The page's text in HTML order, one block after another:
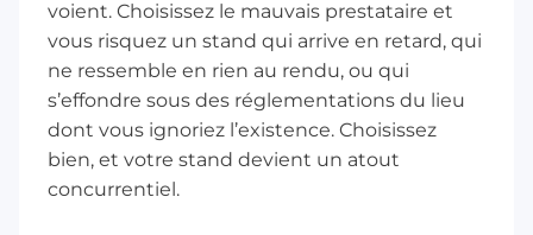
voient. Choisissez le mauvais prestataire et
vous risquez un stand qui arrive en retard, qui
ne ressemble en rien au rendu, ou qui
s’effondre sous des réglementations du lieu
dont vous ignoriez l’existence. Choisissez
bien, et votre stand devient un atout
concurrentiel.